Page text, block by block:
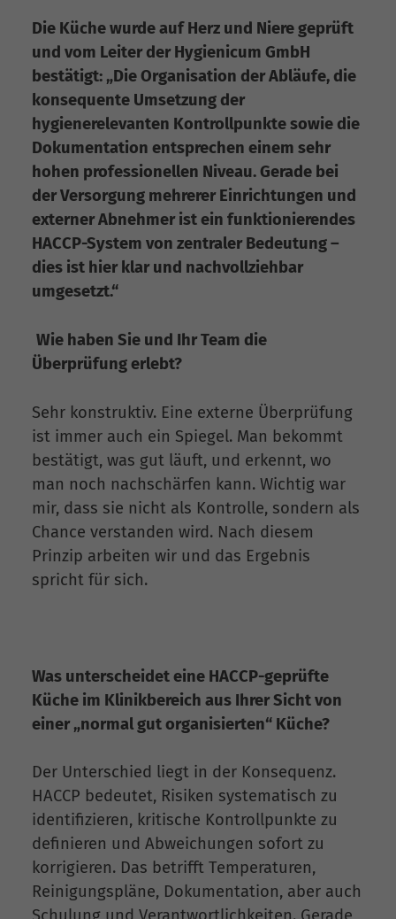
Die Küche wurde auf Herz und Niere geprüft
und vom Leiter der Hygienicum GmbH
bestätigt: „Die Organisation der Abläufe, die
konsequente Umsetzung der
hygienerelevanten Kontrollpunkte sowie die
Dokumentation entsprechen einem sehr
hohen professionellen Niveau. Gerade bei
der Versorgung mehrerer Einrichtungen und
externer Abnehmer ist ein funktionierendes
HACCP-System von zentraler Bedeutung –
dies ist hier klar und nachvollziehbar
umgesetzt.“
Wie haben Sie und Ihr Team die
Überprüfung erlebt?
Sehr konstruktiv. Eine externe Überprüfung
ist immer auch ein Spiegel. Man bekommt
bestätigt, was gut läuft, und erkennt, wo
man noch nachschärfen kann. Wichtig war
mir, dass sie nicht als Kontrolle, sondern als
Chance verstanden wird. Nach diesem
Prinzip arbeiten wir und das Ergebnis
spricht für sich.
Was unterscheidet eine HACCP-geprüfte
Küche im Klinikbereich aus Ihrer Sicht von
einer „normal gut organisierten“ Küche?
Der Unterschied liegt in der Konsequenz.
HACCP bedeutet, Risiken systematisch zu
identifizieren, kritische Kontrollpunkte zu
definieren und Abweichungen sofort zu
korrigieren. Das betrifft Temperaturen,
Reinigungspläne, Dokumentation, aber auch